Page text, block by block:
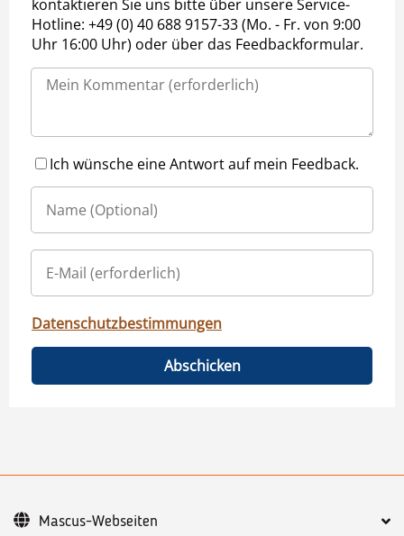
kontaktieren Sie uns bitte über unsere Service-
Hotline: +49 (0) 40 688 9157-33 (Mo. - Fr. von 9:00
Uhr 16:00 Uhr) oder über das Feedbackformular.
Ich wünsche eine Antwort auf mein Feedback.
Datenschutzbestimmungen
Abschicken
Mascus-Webseiten